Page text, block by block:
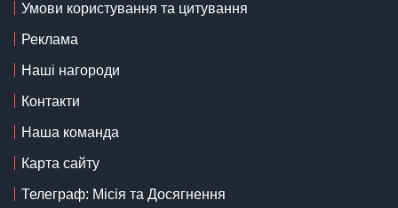
Умови користування та цитування
Реклама
Наші нагороди
Контакти
Наша команда
Карта сайту
Телеграф: Місія та Досягнення